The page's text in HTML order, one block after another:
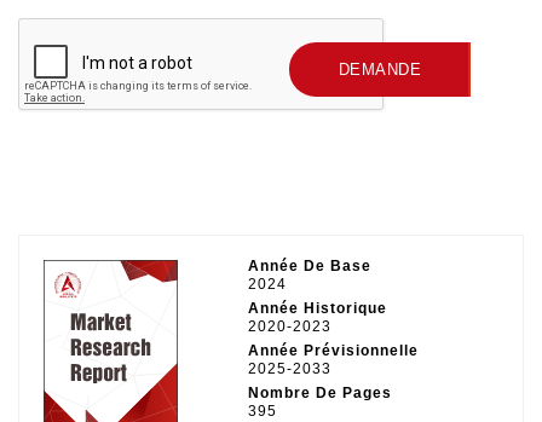
SOUMETTRE UNE DEMANDE
Année De Base
2024
Année Historique
2020-2023
Année Prévisionnelle
2025-2033
Nombre De Pages
395